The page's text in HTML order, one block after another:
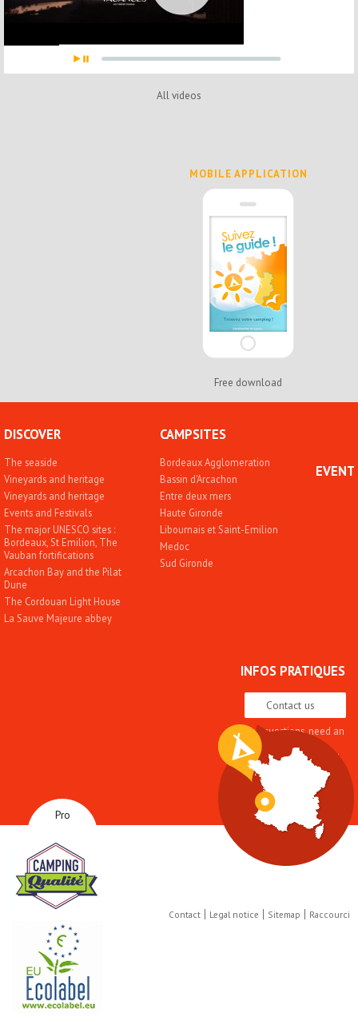
All videos
MOBILE APPLICATION
Free download
DISCOVER
The seaside
Vineyards and heritage
Vineyards and heritage
Events and Festivals
The major UNESCO sites :
Bordeaux, St Emilion, The
Vauban fortifications
Arcachon Bay and the Pilat
Dune
The Cordouan Light House
La Sauve Majeure abbey
CAMPSITES
Bordeaux Agglomeration
Bassin d'Arcachon
Entre deux mers
Haute Gironde
Libournais et Saint-Emilion
Medoc
Sud Gironde
INFOS PRATIQUES
Contact us
Any questions, need an
advice
Quality approach and
label
Brochures
How to get here
Pro
Contact Legal notice Sitemap Raccourci